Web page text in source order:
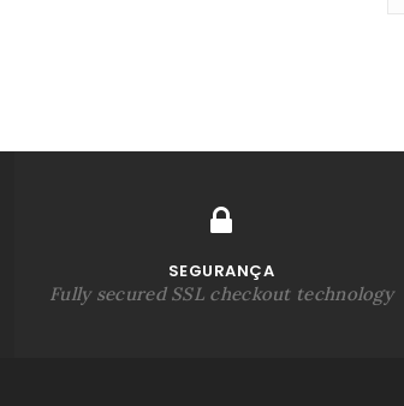
SEGURANÇA
Fully secured SSL checkout technology